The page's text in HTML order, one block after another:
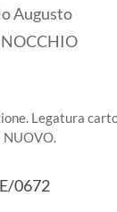
Augusto
Legatura
NUOVO.
0672